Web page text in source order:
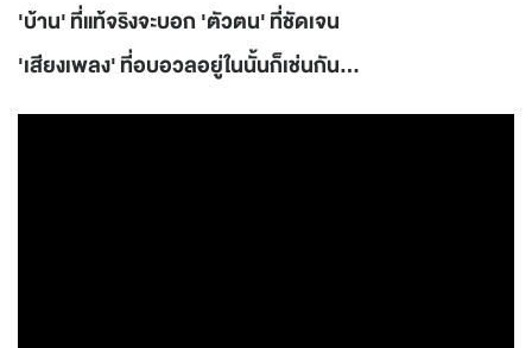
'บ้าน'ที่แท้จริงจะบอก 'ตัวตน'ที่ชัดเจน
'เสียงเพลง'ที่อบอวลอยู่ในนั้นก็เช่นกัน...